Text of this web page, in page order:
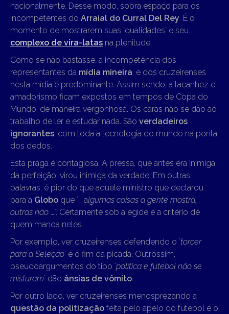
nacionalmente. Desse modo, sobra espaço para os
incompetentes do Arraial do Curral Del Rey. É o
momento de mostrarem suas ´qualidades` e seu
complexo de vira-latas na plenitude.
Como se não bastasse, a incompetência dos
representantes da mídia mineira, e dos cruzeirenses
nesta mídia é predominante. Assim sendo, a tacanhez e
amadorismo ficam expostos em tempos de Copa do
Mundo, de maneira vergonhosa. Os caras não se dão ao
trabalho de ler e estudar nada. São verdadeiros
ignorantes, com toda a tecnologia do mundo na ponta
dos dedos.
Esta praga é contagiosa. A pressa, que antes era inimiga
da perfeição, virou inimiga da verdade. Em outras
palavras, é pior do que aquele ministro que declarou
para a Globo que ´… algumas coisas a gente mostra,
outras não …`. Certamente sob a égide e a critério de
quem manda neles.
Por exemplo, ver cruzeirenses defendendo o ´torcer
para a Seleção` é o fim da picada. Outrossim,
pseudoargumentos do tipo ´política e futebol não se
misturam` dão ânsias de vômito.
Por outro lado, ver cruzeirenses menosprezando a
questão da politização feita pelo apelo do futebol é o